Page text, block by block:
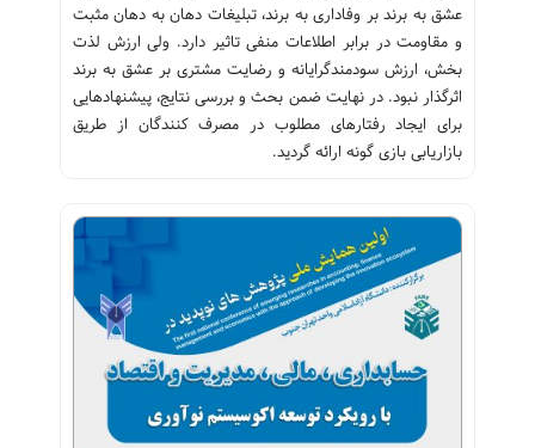
عشق به برند بر وفاداری به برند، تبلیغات دهان به دهان مثبت
و مقاومت در برابر اطلاعات منفی تاثیر دارد. ولی ارزش لذت
بخش، ارزش سودمندگرایانه و رضایت مشتری بر عشق به برند
اثرگذار نبود. در نهایت ضمن بحث و بررسی نتایج، پیشنهادهایی
برای ایجاد رفتارهای مطلوب در مصرف کنندگان از طریق
بازاریابی بازی گونه ارائه گردید.